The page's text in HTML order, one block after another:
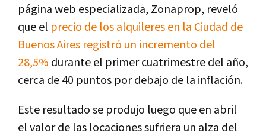
página web especializada, Zonaprop, reveló
que el precio de los alquileres en la Ciudad de
Buenos Aires registró un incremento del
28,5% durante el primer cuatrimestre del año,
cerca de 40 puntos por debajo de la inflación.
Este resultado se produjo luego que en abril
el valor de las locaciones sufriera un alza del